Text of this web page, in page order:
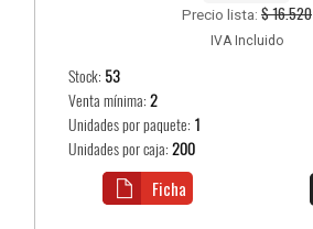
Precio lista: $ 16.520
IVA Incluido
Stock: 53
Venta mínima:2
Unidades por paquete: 1
Unidades por caja:200
Ficha